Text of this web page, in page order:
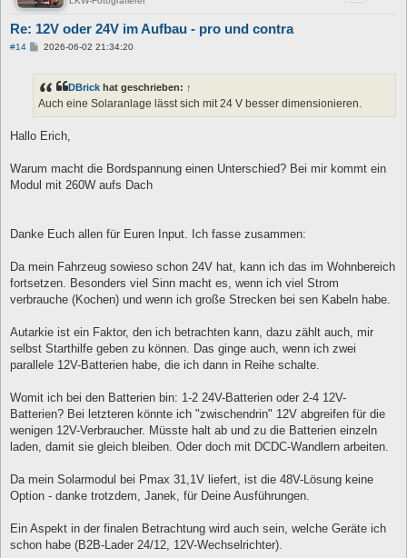
Re: 12V oder 24V im Aufbau - pro und contra
#14
B
r
a
2026-06-02 21:34:20
DBrick hat geschrieben: ↑
Auch eine Solaranlage lässt sich mit 24 V besser dimensionieren.
Hallo Erich,
Warum macht die Bordspannung einen Unterschied? Bei mir kommt ein
Modul mit 260W aufs Dach
Danke Euch allen für Euren Input. Ich fasse zusammen:
Da mein Fahrzeug sowieso schon 24V hat, kann ich das im Wohnbereich
fortsetzen. Besonders viel Sinn macht es, wenn ich viel Strom
verbrauche (Kochen) und wenn ich große Strecken bei sen Kabeln habe.
Autarkie ist ein Faktor, den ich betrachten kann, dazu zählt auch, mir
selbst Starthilfe geben zu können. Das ginge auch, wenn ich zwei
parallele 12V-Batterien habe, die ich dann in Reihe schalte.
Womit ich bei den Batterien bin: 1-2 24V-Batterien oder 2-4 12V-
Batterien? Bei letzteren könnte ich "zwischendrin" 12V abgreifen für die
wenigen 12V-Verbraucher. Müsste halt ab und zu die Batterien einzeln
laden, damit sie gleich bleiben. Oder doch mit DCDC-Wandlern arbeiten.
Da mein Solarmodul bei Pmax 31,1V liefert, ist die 48V-Lösung keine
Option - danke trotzdem, Janek, für Deine Ausführungen.
Ein Aspekt in der finalen Betrachtung wird auch sein, welche Geräte ich
schon habe (B2B-Lader 24/12, 12V-Wechselrichter).